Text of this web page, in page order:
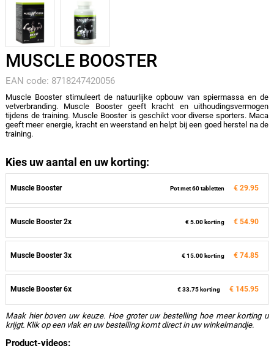
MUSCLE BOOSTER
EAN code: 8718247420056
Muscle Booster stimuleert de natuurlijke opbouw van spiermassa en de
vetverbranding. Muscle Booster geeft kracht en uithoudingsvermogen
tijdens de training. Muscle Booster is geschikt voor diverse sporters. Maca
geeft meer energie, kracht en weerstand en helpt bij een goed herstel na de
training.
Kies uw aantal en uw korting:
Muscle Booster Pot met 60 tabletten € 29.95
Muscle Booster 2x € 5.00 korting € 54.90
Muscle Booster 3x € 15.00 korting € 74.85
Muscle Booster 6x € 33.75 korting € 145.95
Maak hier boven uw keuze. Hoe groter uw bestelling hoe meer korting u
krijgt. Klik op een vlak en uw bestelling komt direct in uw winkelmandje.
Product-videos: